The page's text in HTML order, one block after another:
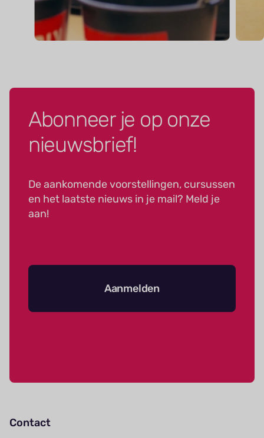
Abonneer je op onze
nieuwsbrief!
De aankomende voorstellingen, cursussen
en het laatste nieuws in je mail? Meld je
aan!
Aanmelden
Contact